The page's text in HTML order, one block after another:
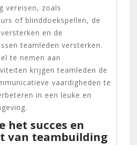
vereisen, zoals
of blinddoekspellen, de
en de
teamleden versterken.
te nemen aan
krijgen teamleden de
vaardigheden te
in een leuke en
het succes en
van teambuilding